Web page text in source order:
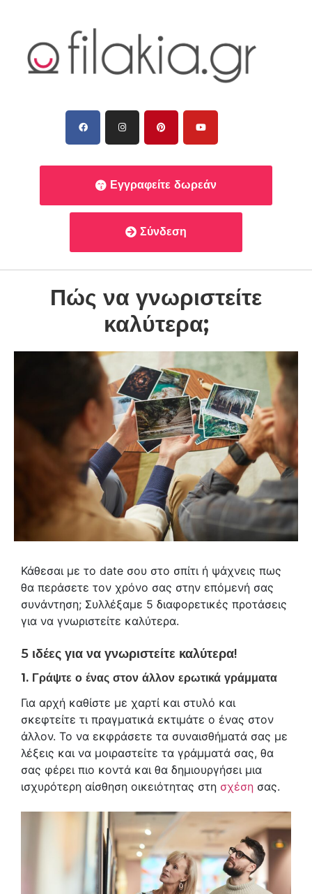
Εγγραφείτε δωρεάν
Σύνδεση
Πώς να γνωριστείτε
καλύτερα;
Κάθεσαι με το date σου στο σπίτι ή ψάχνεις πως
θα περάσετε τον χρόνο σας στην επόμενή σας
συνάντηση; Συλλέξαμε 5 διαφορετικές προτάσεις
για να γνωριστείτε καλύτερα.
5 ιδέες για να γνωριστείτε καλύτερα!
1. Γράψτε ο ένας στον άλλον ερωτικά γράμματα
Για αρχή καθίστε με χαρτί και στυλό και
σκεφτείτε τι πραγματικά εκτιμάτε ο ένας στον
άλλον. Το να εκφράσετε τα συναισθήματά σας με
λέξεις και να μοιραστείτε τα γράμματά σας, θα
σας φέρει πιο κοντά και θα δημιουργήσει μια
ισχυρότερη αίσθηση οικειότητας στη σχέση σας.